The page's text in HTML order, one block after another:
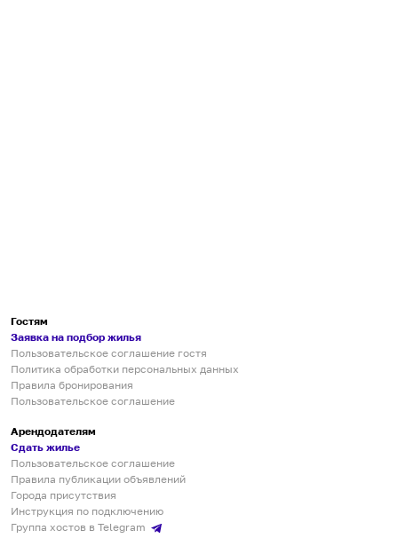
Гостям
Заявка на подбор жилья
Пользовательское соглашение гостя
Политика обработки персональных данных
Правила бронирования
Пользовательское соглашение
Арендодателям
Сдать жилье
Пользовательское соглашение
Правила публикации объявлений
Города присутствия
Инструкция по подключению
Группа хостов в Telegram